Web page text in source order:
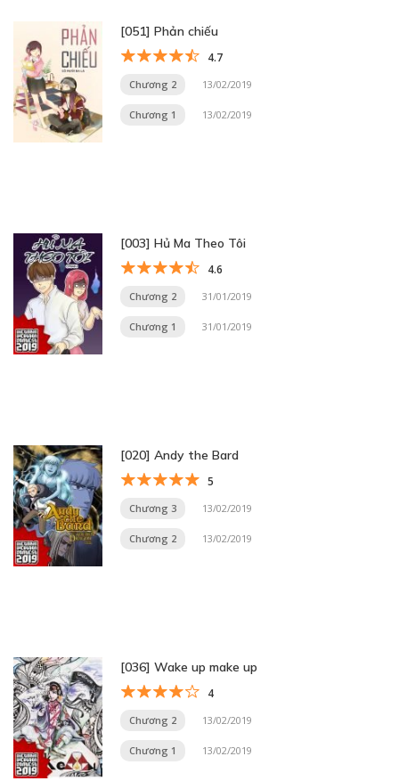
[051] Phản chiếu
4.7
Chương 2 13/02/2019
Chương 1 13/02/2019
[003] Hủ Ma Theo Tôi
4.6
Chương 2 31/01/2019
Chương 1 31/01/2019
[020] Andy the Bard
5
Chương 3 13/02/2019
Chương 2 13/02/2019
[036] Wake up make up
4
Chương 2 13/02/2019
Chương 1 13/02/2019